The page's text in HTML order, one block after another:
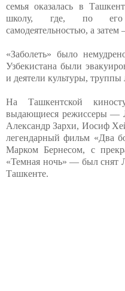
семья оказалась в
школу, где, по его
самодеятельностью, а затем
«Заболеть» было
Узбекистана были
и деятели культуры, труппы
На Ташкентской
выдающиеся режиссеры —
Александр Зархи, Иосиф
легендарный фильм «Два
Марком Бернесом, с
«Темная ночь» — был снят
Ташкенте.